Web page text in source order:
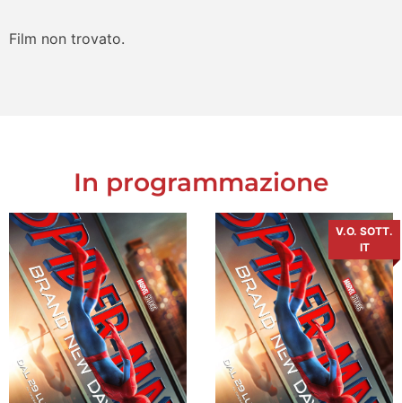
Film non trovato.
In programmazione
V.O. SOTT.
IT